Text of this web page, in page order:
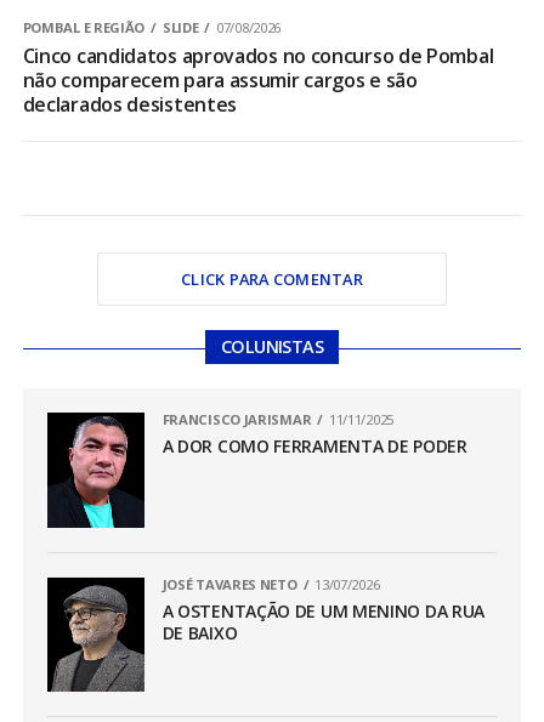
POMBAL E REGIÃO SLIDE 07/08/2026
Cinco candidatos aprovados no concurso de Pombal
não comparecem para assumir cargos e são
declarados desistentes
CLICK PARA COMENTAR
COLUNISTAS
FRANCISCO JARISMAR 11/11/2025
A DOR COMO FERRAMENTA DE PODER
JOSÉ TAVARES NETO 13/07/2026
A OSTENTAÇÃO DE UM MENINO DA RUA
DE BAIXO